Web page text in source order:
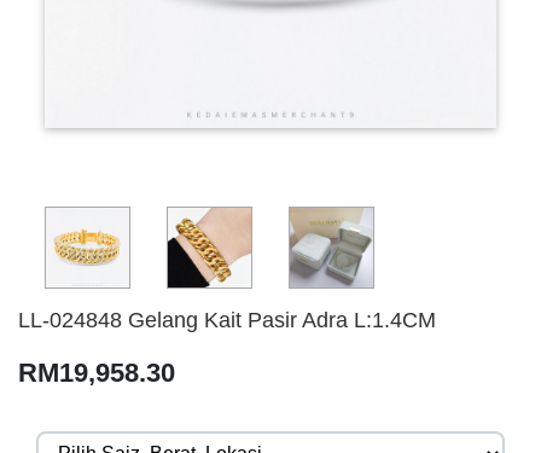
LL-024848 Gelang Kait Pasir Adra L:1.4CM
RM19,958.30